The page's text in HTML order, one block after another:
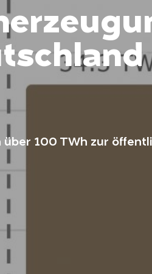
100 TWh zur